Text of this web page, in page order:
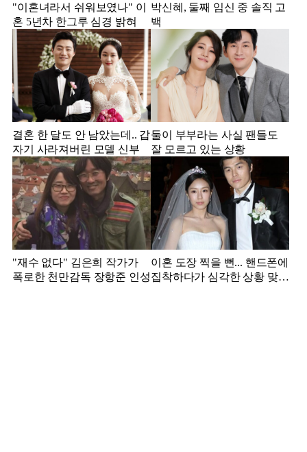
"이혼녀라서 쉬워보였나" 이
혼 5년차 한그루 심경 밝혀
박신혜, 둘째 임신 중 솔직 고
백
결혼 한 달도 안 남았는데.. 갑
자기 사라져버린 모델 신부
둘이 부부라는 사실 팬들도
잘 모르고 있는 상황
"재수 없다" 김은희 작가가
폭로한 천만감독 장항준 인성
이혼 도장 찍을 뻔... 핸드폰에
집착하다가 심각한 상황 맞은